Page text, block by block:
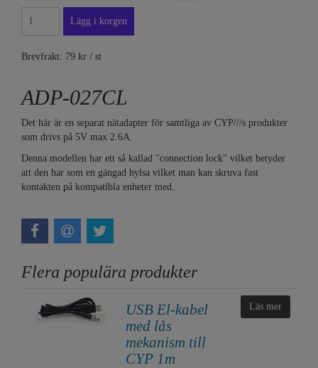
Brevfrakt: 79 kr / st
ADP-027CL
Det här är en separat nätadapter för samtliga av CYP///s produkter
som drivs på 5V max 2.6A.
Denna modellen har ett så kallad "connection lock" vilket betyder
att den har som en gängad hylsa vilket man kan skruva fast
kontakten på kompatibla enheter med.
Flera populära produkter
USB El-kabel
med lås
mekanism till
CYP 1m
Läs mer